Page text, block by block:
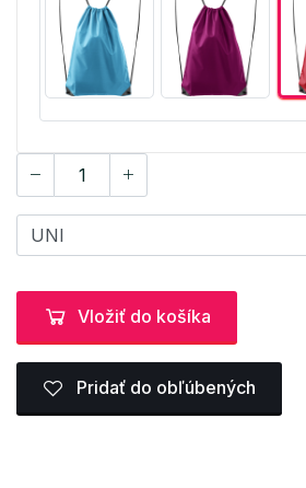
Vložiť do košíka
Pridať do obľúbených